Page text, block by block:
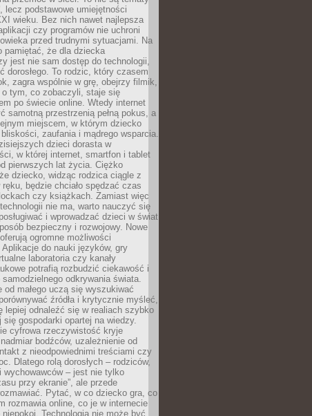
lecz podstawowe umiejętności
wieku. Bez nich nawet najlepsza
czy programów nie uchroni
przed trudnymi sytuacjami. Na
pamiętać, że dla dziecka
jest nie sam dostęp do technologii,
dorosłego. To rodzic, który czasem
zagra wspólnie w grę, obejrzy filmik,
o tym, co zobaczyli, staje się
po świecie online. Wtedy internet
samotną przestrzenią pełną pokus, a
miejscem, w którym dziecko
zaufania i mądrego wsparcia.
dzieci dorasta w
w której internet, smartfon i tablet
pierwszych lat życia. Ciężko
dziecko, widząc rodzica ciągle z
będzie chciało spędzać czas
czy książkach. Zamiast więc
nie ma, warto nauczyć się
i wprowadzać dzieci w świat
bezpieczny i rozwojowy. Nowe
ogromne możliwości
do nauki języków, gry
laboratoria czy kanały
potrafią rozbudzić ciekawość i
odkrywania świata.
od małego uczą się wyszukiwać
źródła i krytycznie myśleć,
lepiej odnaleźć się w realiach szybko
się gospodarki opartej na wiedzy.
cyfrowa rzeczywistość kryje
bodźców, uzależnienie od
z nieodpowiednimi treściami czy
Dlatego rolą dorosłych – rodziców,
wychowawców – jest nie tylko
przy ekranie”, ale przede
Pytać, w co dziecko gra, co
rozmawia online, co je w internecie
Technologia nie może być